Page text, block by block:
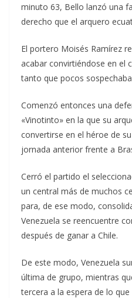
minuto 63, Bello lanzó una
derecho que el arquero
El portero Moisés Ramírez
acabar convirtiéndose en el
tanto que pocos
Comenzó entonces una
«Vinotinto» en la que su
convertirse en el héroe de
jornada anterior frente a
Cerró el partido el
un central más de muchos
para, de ese modo,
Venezuela se reencuentre
después de ganar a Chile.
De este modo, Venezuela
última de grupo, mientras
tercera a la espera de lo